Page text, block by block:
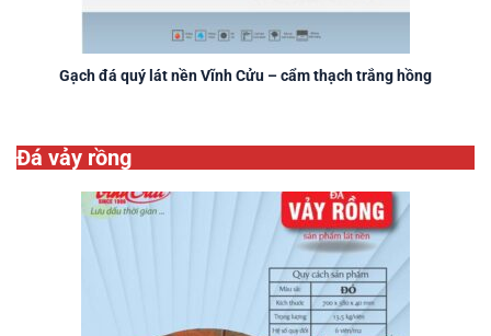
Gạch đá quý lát nền Vĩnh Cửu – cẩm thạch trắng hồng
Đá vảy rồng